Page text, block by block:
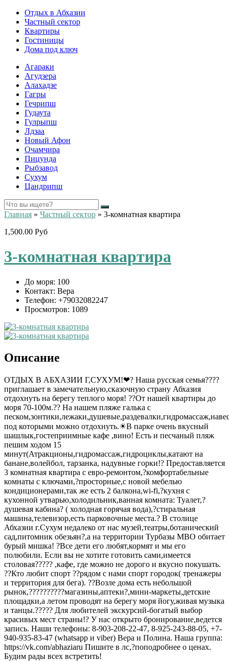
Отдых в Абхазии
Частный сектор
Квартиры
Гостиницы
Дома под ключ
Агараки
Агудзера
Алахадзе
Гагры
Гечрипш
Гудаута
Гулрыпш
Лдзаа
Новый Афон
Очамчира
Пицунда
Рыбзавод
Сухум
Цандрипш
Главная » Частный сектор » 3-комнатная квартира
1,500.00 Руб
3-комнатная квартира
До моря: 100
Контакт: Вера
Телефон: +79032082247
Просмотров: 1089
Описание
ОТДЫХ В АБХАЗИИ Г,СУХУМ!❤? Наша русская семья????
приглашает в замечательную,сказочную страну Абхазия
отдохнуть на берегу теплого моря! ??От нашей квартиры до
моря 70-100м.?? На нашем пляже галька с
под которыми можно отдохнуть.☀В парке очень вкусный
шашлык,гостеприимные кафе ,вино! Есть и песчаный пляж
пешим ходом 15
минут(Атракционы,гидромассаж,гидроциклы,катают на
банане,волейбол, тарзанка, надувные горки!? Предоставляется
3 комнатная квартира с евро-ремонтом,?комфортабельные
комнаты с ключами,?просторные,с новой мебелью
кондиционерами,так же есть 2 балкона,wi-fi,?кухня с
кухонной утварью,холодильник,ванная комната: Туалет,?
душевая кабина? ( холодная горячая вода),?стиральная
машина,телевизор,есть парковочные места.? В столице
Абхазии г.Сухум недалеко от нас музей,театры,ботанический
сад,питомник обезьян?,а на территории Турбазы МВО обитает
бурый мишка! ?Все дети его любят,кормят и мы его
полюбили. Если вы не хотите готовить сами,имеется
столовая????? ,кафе, где можно не дорого и вкусно покушать.
??Кто любит спорт ??рядом с нами спорт городок( тренажеры
и территория для бега). ??Возле дома есть небольшой
рынок,??????????магазины,аптеки?,мини-маркеты,детские
площадки,а летом проводят на берегу моря йогу,живая музыка
и танцы.????? Для любителей экскурсий-богатый выбор
красивых мест страны!? У нас открыто бронирование,ведется
запись. Наши телефоны: 8-903-208-22-47, 8-925-243-88-05, +7-
940-935-83-47 (whatsapp и viber) Вера и Полина. Наша группа:
https://vk.com/abhaziaru Пишите в лс,?поподробнее о ценах.
Будим рады всех встретить!